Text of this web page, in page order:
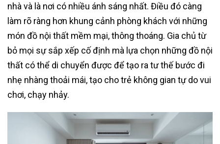
nhà và là nơi có nhiều ánh sáng nhất. Điều đó càng
làm rõ ràng hơn khung cảnh phòng khách với những
món đồ nội thất mềm mại, thông thoáng. Gia chủ từ
bỏ mọi sự sắp xếp cố định mà lựa chọn những đồ nội
thất có thể di chuyển được để tạo ra tư thế bước đi
nhẹ nhàng thoải mái, tạo cho trẻ không gian tự do vui
chơi, chạy nhảy.